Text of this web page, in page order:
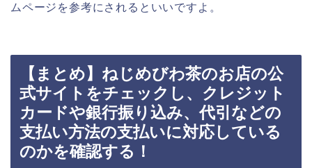
ムページを参考にされるといいですよ。
【まとめ】ねじめびわ茶のお店の公
式サイトをチェックし、クレジット
カードや銀行振り込み、代引などの
支払い方法の支払いに対応している
のかを確認する！